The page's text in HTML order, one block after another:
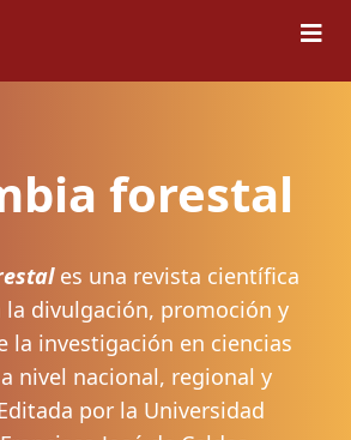
forestal
es una revista científica
la divulgación, promoción y
la investigación en ciencias
nivel nacional, regional y
por la Universidad